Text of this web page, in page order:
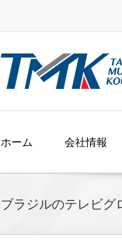
ホーム 会社情報
ブラジルのテレビグ